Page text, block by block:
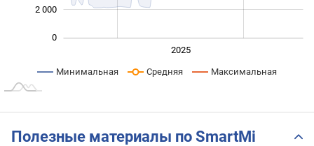
0
2 000
2025
Минимальная Средняя Максимальная
Полезные материалы по SmartMi